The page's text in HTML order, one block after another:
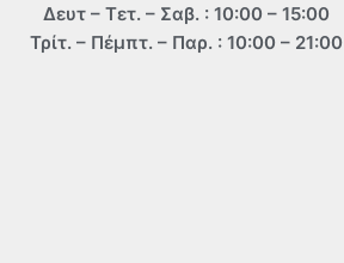
Δευτ – Τετ. – Σαβ. : 10:00 – 15:00
Τρίτ. – Πέμπτ. – Παρ. : 10:00 – 21:00